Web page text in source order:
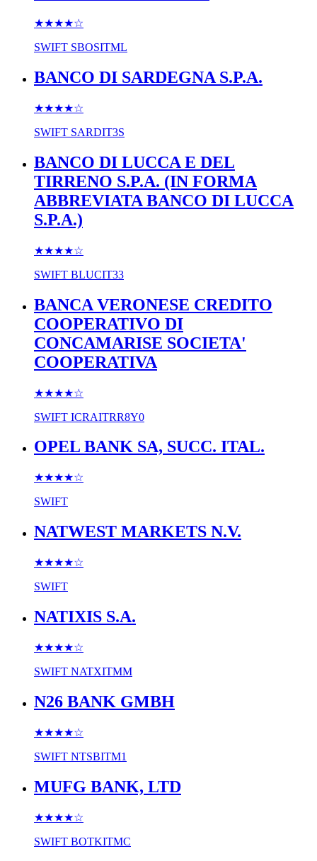
★★★★☆
SWIFT SBOSITML
BANCO DI SARDEGNA S.P.A.
★★★★☆
SWIFT SARDIT3S
BANCO DI LUCCA E DEL
TIRRENO S.P.A. (IN FORMA
ABBREVIATA BANCO DI LUCCA
S.P.A.)
★★★★☆
SWIFT BLUCIT33
BANCA VERONESE CREDITO
COOPERATIVO DI
CONCAMARISE SOCIETA'
COOPERATIVA
★★★★☆
SWIFT ICRAITRR8Y0
OPEL BANK SA, SUCC. ITAL.
★★★★☆
SWIFT
NATWEST MARKETS N.V.
★★★★☆
SWIFT
NATIXIS S.A.
★★★★☆
SWIFT NATXITMM
N26 BANK GMBH
★★★★☆
SWIFT NTSBITM1
MUFG BANK, LTD
★★★★☆
SWIFT BOTKITMC